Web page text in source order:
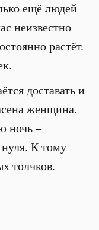
ещё людей
неизвестно
растёт.
доставать и
женщина.
ночь –
нуля. К тому
толчков.